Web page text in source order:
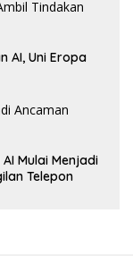
AI, Uni Eropa
Mulai Menjadi
Telepon